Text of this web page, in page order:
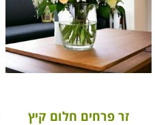
זר פרחים חלום קיץ